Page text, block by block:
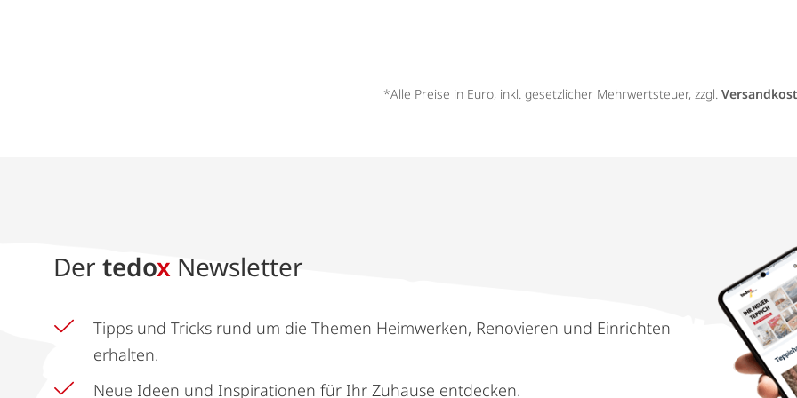
*Alle Preise in Euro, inkl. gesetzlicher Mehrwertsteuer, zzgl.
Der tedox Newsletter
Tipps und Tricks rund um die Themen Heimwerken, Renovieren und Einrichten
erhalten.
Neue Ideen und Inspirationen für Ihr Zuhause entdecken.